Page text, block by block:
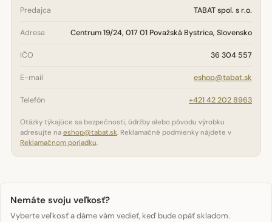
Predajca TABAT spol. s r.o.
Adresa Centrum 19/24, 017 01 Považská Bystrica, Slovensko
IČO 36 304 557
E-mail eshop@tabat.sk
Telefón +421 42 202 8963
Otázky týkajúce sa bezpečnosti, údržby alebo pôvodu výrobku
adresujte na eshop@tabat.sk. Reklamačné podmienky nájdete v
Reklamačnom poriadku.
Nemáte svoju veľkosť?
Vyberte veľkosť a dáme vám vedieť, keď bude opäť skladom.